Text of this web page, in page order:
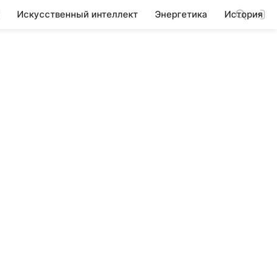
Искусственный интеллект Энергетика История